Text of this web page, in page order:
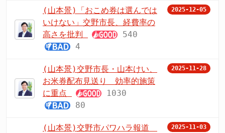
(山本景)「おこめ券は選んでは
いけない」交野市長、経費率の
高さを批判
540
4
2025-12-05
(山本景)交野市長・山本けい、
お米券配布見送り 効率的施策
に重点
1030
80
2025-11-28
(山本景)交野市パワハラ報道
2025-11-03